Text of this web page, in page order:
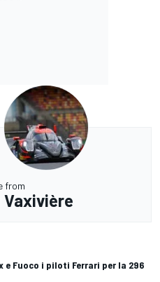
from
e Fuoco i piloti Ferrari per la 296